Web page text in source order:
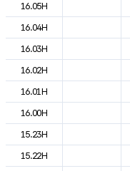
16.05H
16.04H
16.03H
16.02H
16.01H
16.00H
15.23H
15.22H